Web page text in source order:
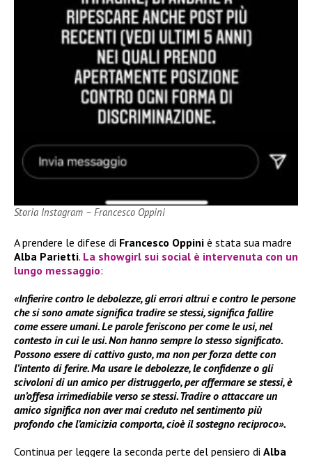
Storia Instagram – Francesco Oppini
A prendere le difese di Francesco Oppini è stata sua madre
Alba Parietti. La showgirl sui social è intervenuta con un
lungo messaggio:
«Infierire contro le debolezze, gli errori altrui e contro le persone
che si sono amate significa tradire se stessi, significa fallire
come essere umani. Le parole feriscono per come le usi, nel
contesto in cui le usi. Non hanno sempre lo stesso significato.
Possono essere di cattivo gusto, ma non per forza dette con
l’intento di ferire. Ma usare le debolezze, le confidenze o gli
scivoloni di un amico per distruggerlo, per affermare se stessi, è
un’offesa irrimediabile verso se stessi. Tradire o attaccare un
amico significa non aver mai creduto nel sentimento più
profondo che l’amicizia comporta, cioè il sostegno reciproco».
Continua per leggere la seconda perte del pensiero di Alba